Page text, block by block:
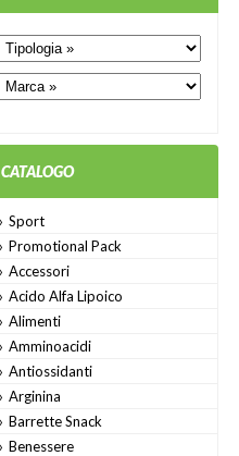
CATALOGO
Sport
Promotional Pack
Accessori
Acido Alfa Lipoico
Alimenti
Amminoacidi
Antiossidanti
Arginina
Barrette Snack
Benessere